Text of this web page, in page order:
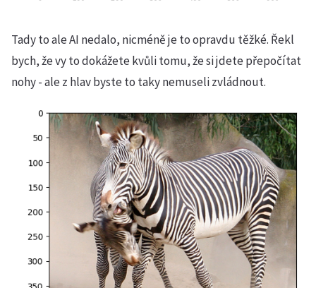
Tady to ale AI nedalo, nicméně je to opravdu těžké. Řekl
bych, že vy to dokážete kvůli tomu, že si jdete přepočítat
nohy - ale z hlav byste to taky nemuseli zvládnout.